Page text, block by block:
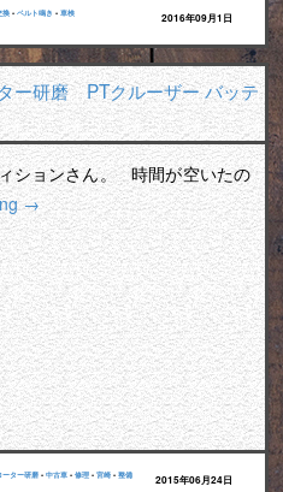
換 • ベルト鳴き • 車検 2016年09月1日
ー研磨 PTクルーザー バッテ
ションさん。 時間が空いたの
→
ーター研磨 • 中古車 • 修理 • 宮崎 • 整備 2015年06月24日